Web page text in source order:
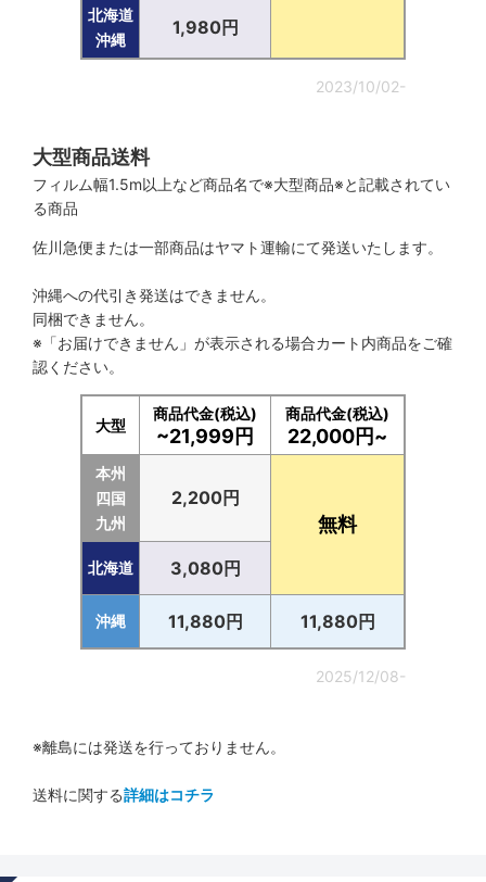
北海道
沖縄
1,980円
2023/10/02-
大型商品送料
フィルム幅1.5m以上など商品名で※大型商品※と記載されてい
る商品
佐川急便または一部商品はヤマト運輸にて発送いたします。
沖縄への代引き発送はできません。
同梱できません。
※「お届けできません」が表示される場合カート内商品をご確
認ください。
大型
商品代金(税込)
~21,999円
商品代金(税込)
22,000円~
本州
四国
九州
2,200円
無料
北海道 3,080円
沖縄 11,880円 11,880円
2025/12/08-
※離島には発送を行っておりません。
送料に関する詳細はコチラ